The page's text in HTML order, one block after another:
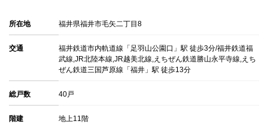
所在地 福井県福井市毛矢二丁目8
交通
福井鉄道市内軌道線「足羽山公園口」駅 徒歩3分/福井鉄道福
武線,JR北陸本線,JR越美北線,えちぜん鉄道勝山永平寺線,えち
ぜん鉄道三国芦原線「福井」駅 徒歩13分
総戸数 40戸
階建 地上11階